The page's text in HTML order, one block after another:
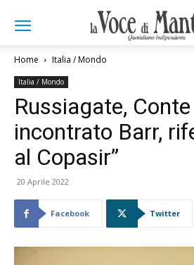
Home Italia / Mondo
Italia / Mondo
Russiagate,
incontrato Barr,
al Copasir”
20 Aprile 2022
Facebook Twitter